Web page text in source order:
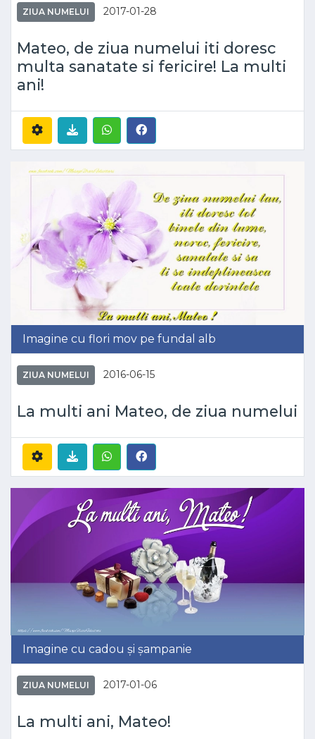
ZIUA NUMELUI 2017-01-28
Mateo, de ziua numelui iti doresc
multa sanatate si fericire! La multi
ani!
Imagine cu flori mov pe fundal alb
ZIUA NUMELUI 2016-06-15
La multi ani Mateo, de ziua numelui
Imagine cu cadou și șampanie
ZIUA NUMELUI 2017-01-06
La multi ani, Mateo!